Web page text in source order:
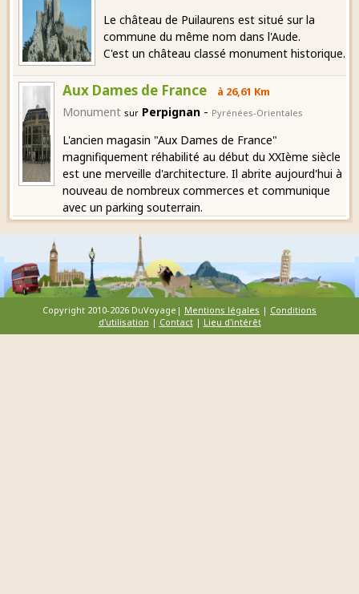
Le château de Puilaurens est situé sur la
commune du même nom dans l'Aude.
C'est un château classé monument historique.
Aux Dames de France à 26,61 Km
Monument sur Perpignan - Pyrénées-Orientales
L'ancien magasin "Aux Dames de France"
magnifiquement réhabilité au début du XXIème siècle
est une merveille d'architecture. Il abrite aujourd'hui à
nouveau de nombreux commerces et communique
avec un parking souterrain.
Copyright 2010-2026 DuVoyage| Mentions légales | Conditions
d'utilisation | Contact| Lieu d'intérêt